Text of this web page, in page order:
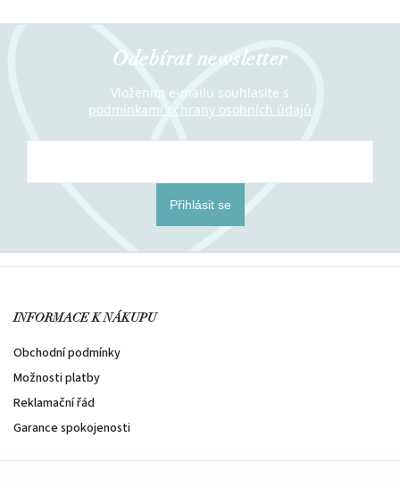
Odebírat newsletter
Vložením e-mailu souhlasíte s
podmínkami ochrany osobních údajů
Přihlásit se
INFORMACE K NÁKUPU
Obchodní podmínky
Možnosti platby
Reklamační řád
Garance spokojenosti